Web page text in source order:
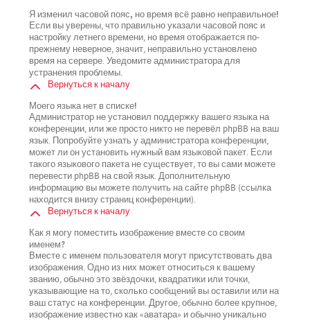
Я изменил часовой пояс, но время всё равно неправильное!
Если вы уверены, что правильно указали часовой пояс и
настройку летнего времени, но время отображается по-
прежнему неверное, значит, неправильно установлено
время на сервере. Уведомите администратора для
устранения проблемы.
Вернуться к началу
Моего языка нет в списке!
Администратор не установил поддержку вашего языка на
конференции, или же просто никто не перевёл phpBB на ваш
язык. Попробуйте узнать у администратора конференции,
может ли он установить нужный вам языковой пакет. Если
такого языкового пакета не существует, то вы сами можете
перевести phpBB на свой язык. Дополнительную
информацию вы можете получить на сайте phpBB (ссылка
находится внизу страниц конференции).
Вернуться к началу
Как я могу поместить изображение вместе со своим
именем?
Вместе с именем пользователя могут присутствовать два
изображения. Одно из них может относиться к вашему
званию, обычно это звёздочки, квадратики или точки,
указывающие на то, сколько сообщений вы оставили или на
ваш статус на конференции. Другое, обычно более крупное,
изображение известно как «аватара» и обычно уникально